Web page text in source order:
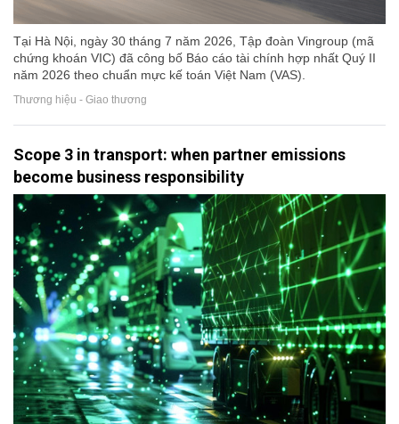
Tại Hà Nội, ngày 30 tháng 7 năm 2026, Tập đoàn Vingroup (mã
chứng khoán VIC) đã công bố Báo cáo tài chính hợp nhất Quý II
năm 2026 theo chuẩn mực kế toán Việt Nam (VAS).
Thương hiệu - Giao thương
Scope 3 in transport: when partner emissions
become business responsibility